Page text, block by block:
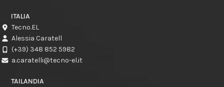
ITALIA
Tecno.EL
Alessia Caratell
(+39) 348 852 5982
a.caratelli@tecno-el.it
TAILANDIA